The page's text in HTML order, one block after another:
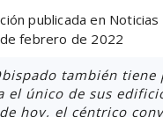
publicada en Noticias
febrero de 2022
también tiene
el único de sus
hoy, el céntrico